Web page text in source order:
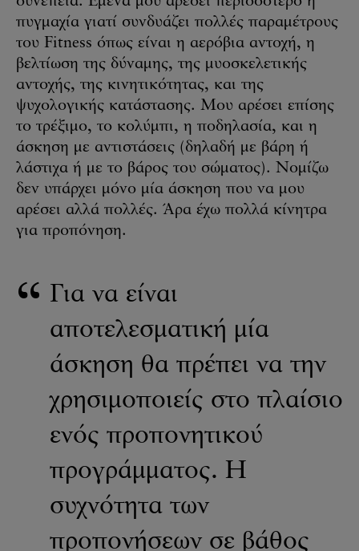
πυγμαχία γιατί συνδυάζει πολλές παραμέτρους
του Fitness όπως είναι η αερόβια αντοχή, η
βελτίωση της δύναμης, της μυοσκελετικής
αντοχής, της κινητικότητας, και της
ψυχολογικής κατάστασης. Μου αρέσει επίσης
το τρέξιμο, το κολύμπι, η ποδηλασία, και η
άσκηση με αντιστάσεις (δηλαδή με βάρη ή
λάστιχα ή με το βάρος του σώματος). Νομίζω
δεν υπάρχει μόνο μία άσκηση που να μου
αρέσει αλλά πολλές. Άρα έχω πολλά κίνητρα
για προπόνηση.
Για να είναι
αποτελεσματική μία
άσκηση θα πρέπει να την
χρησιμοποιείς στο πλαίσιο
ενός προπονητικού
προγράμματος. Η
συχνότητα των
προπονήσεων σε βάθος